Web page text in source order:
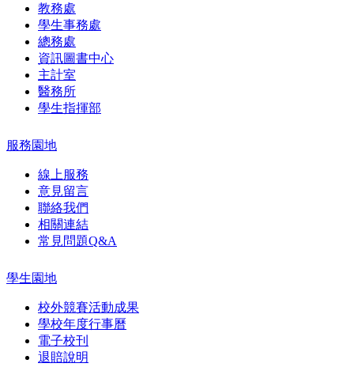
教務處
學生事務處
總務處
資訊圖書中心
主計室
醫務所
學生指揮部
服務園地
線上服務
意見留言
聯絡我們
相關連結
常見問題Q&A
學生園地
校外競賽活動成果
學校年度行事曆
電子校刊
退賠說明